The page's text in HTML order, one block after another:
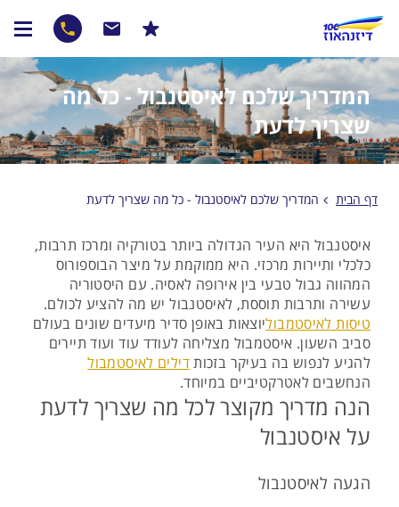
המדריך שלכם לאיסטנבול - כל מה
שצריך לדעת
דף הבית המדריך שלכם לאיסטנבול - כל מה שצריך לדעת
איסטנבול היא העיר הגדולה ביותר בטורקיה ומרכז תרבות,
כלכלי ותיירות מרכזי. היא ממוקמת על מיצר הבוספורוס
המהווה גבול טבעי בין אירופה לאסיה. עם היסטוריה
עשירה ותרבות תוססת, לאיסטנבול יש מה להציע לכולם.
טיסות לאיסטמבוליוצאות באופן סדיר מיעדים שונים בעולם
סביב השעון. איסטמבול מצליחה לעודד עוד ועוד תיירים
להגיע לנפוש בה בעיקר בזכותדילים לאיסטמבול
הנחשבים לאטרקטיביים במיוחד.
הנה מדריך מקוצר לכל מה שצריך לדעת
על איסטנבול
הגעה לאיסטנבול